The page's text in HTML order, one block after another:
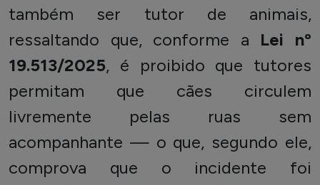
também ser tutor de animais,
ressaltando que, conforme a Lei nº
19.513/2025, é proibido que tutores
permitam que cães circulem
livremente pelas ruas sem
acompanhante — o que, segundo ele,
comprova que o incidente foi